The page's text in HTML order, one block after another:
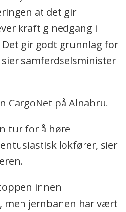
at det gir
kraftig nedgang i
gir godt grunnlag for
samferdselsminister
CargoNet på Alnabru.
tur for å høre
lokfører, sier
innen
men jernbanen har vært